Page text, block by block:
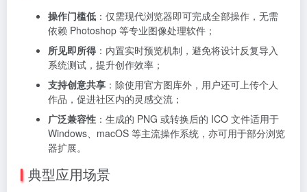
操作门槛低 ：仅需现代浏览器即可完成全部操作，无需
依赖 Photoshop 等专业图像处理软件；
所见即所得 ：内置实时预览机制，避免将设计反复导入
系统测试，提升创作效率；
支持创意共享 ：除使用官方图库外，用户还可上传个人
作品，促进社区内的灵感交流；
广泛兼容性 ：生成的 PNG 或转换后的 ICO 文件适用于
Windows、macOS 等主流操作系统，亦可用于部分浏览
器扩展。
典型应用场景